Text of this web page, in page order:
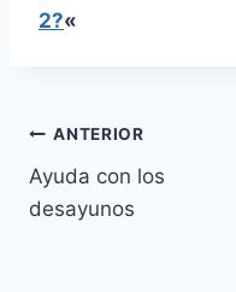
2?«
Navegación
de
ANTERIOR
Ayuda con los
desayunos